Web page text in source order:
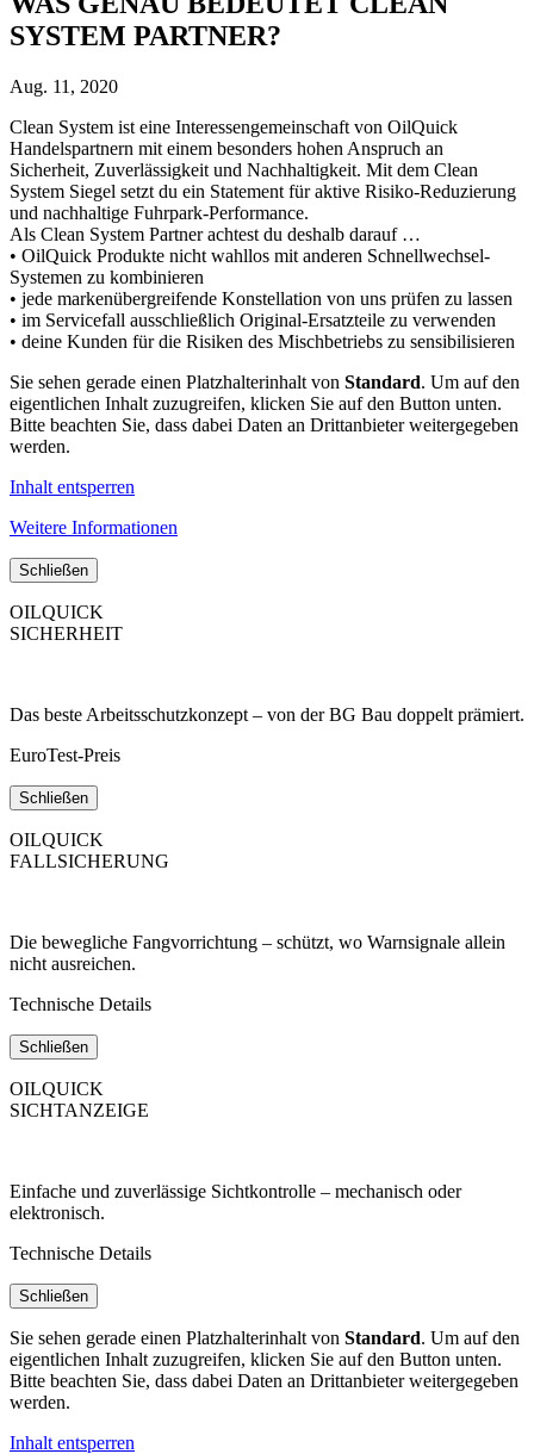
SYSTEM PARTNER?
Aug. 11, 2020
Clean System ist eine Interessengemeinschaft von OilQuick
Handelspartnern mit einem besonders hohen Anspruch an
Sicherheit, Zuverlässigkeit und Nachhaltigkeit. Mit dem Clean
System Siegel setzt du ein Statement für aktive Risiko-Reduzierung
und nachhaltige Fuhrpark-Performance.
Als Clean System Partner achtest du deshalb darauf …
• OilQuick Produkte nicht wahllos mit anderen Schnellwechsel-
Systemen zu kombinieren
• jede markenübergreifende Konstellation von uns prüfen zu lassen
• im Servicefall ausschließlich Original-Ersatzteile zu verwenden
• deine Kunden für die Risiken des Mischbetriebs zu sensibilisieren
Sie sehen gerade einen Platzhalterinhalt von Standard. Um auf den
eigentlichen Inhalt zuzugreifen, klicken Sie auf den Button unten.
Bitte beachten Sie, dass dabei Daten an Drittanbieter weitergegeben
werden.
Inhalt entsperren
Weitere Informationen
Schließen
OILQUICK
SICHERHEIT
Das beste Arbeitsschutzkonzept – von der BG Bau doppelt prämiert.
EuroTest-Preis
Schließen
OILQUICK
FALLSICHERUNG
Die bewegliche Fangvorrichtung – schützt, wo Warnsignale allein
nicht ausreichen.
Technische Details
Schließen
OILQUICK
SICHTANZEIGE
Einfache und zuverlässige Sichtkontrolle – mechanisch oder
elektronisch.
Technische Details
Schließen
Sie sehen gerade einen Platzhalterinhalt von Standard. Um auf den
eigentlichen Inhalt zuzugreifen, klicken Sie auf den Button unten.
Bitte beachten Sie, dass dabei Daten an Drittanbieter weitergegeben
werden.
Inhalt entsperren